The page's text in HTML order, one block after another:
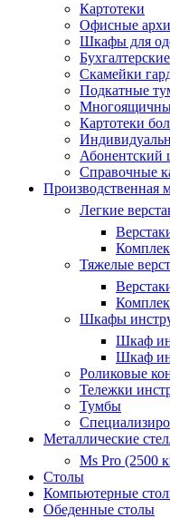
Картотеки
Офисные
Шкафы для
Скамейки
Подкатные
Картотеки
Абонентский
Справочные
Производственная
Легкие
Тяжелые
Шкафы
Шкаф
Шкаф
Роликовые
Тележки
Тумбы
Металлические
Ms Pro (2500
Столы
Компьютерные
Обеденные столы